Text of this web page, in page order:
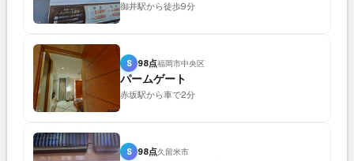
御井駅から徒歩9分
S 98点福岡市中央区
パームゲート
赤坂駅から車で2分
S 98点久留米市